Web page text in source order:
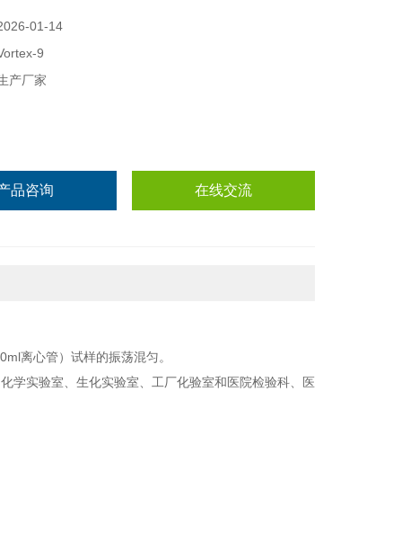
物工程、化学实验室、生化实验室、工厂化验室和医
01-14
9
产厂家
品咨询 在线交流
离心管）试样的振荡混匀。
学实验室、生化实验室、工厂化验室和医院检验科、医